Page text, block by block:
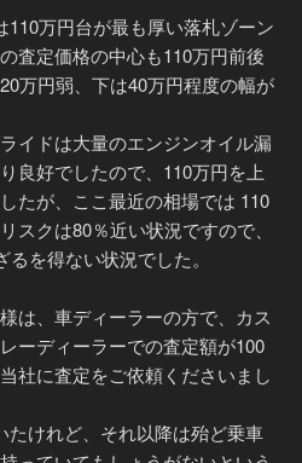
110万円台が最も厚い落札ゾーン
査定価格の中心も110万円前後
万円弱、下は40万円程度の幅が
イドは大量のエンジンオイル漏
良好でしたので、110万円を上
たが、ここ最近の相場では 110
スクは80％近い状況ですので、
を得ない状況でした。
は、車ディーラーの方で、カス
ーディーラーでの査定額が100
社に査定をご依頼くださいまし
たけれど、それ以降は殆ど乗車